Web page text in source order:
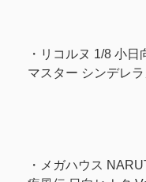
・リコルヌ 1/8 小
マスター シンデレ
・メガハウス